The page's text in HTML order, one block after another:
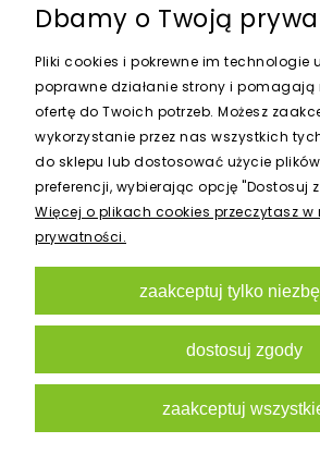
STEROWNIK ELC 401 iE HUNTER
259,00 zł
Dbamy o Twoją
Pliki cookies i pokrewne im technologie
poprawne działanie strony i
ofertę do Twoich potrzeb. Możesz
wykorzystanie przez nas wszystkich
do sklepu lub dostosować użycie
preferencji, wybierając opcję "Dostosuj
Więcej o plikach cookies przeczytasz w
prywatności.
zaakceptuj tylko
dostosuj zgody
zaakceptuj